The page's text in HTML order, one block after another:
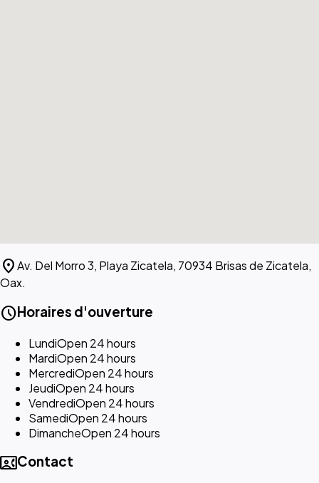
location_onAv. Del Morro 3, Playa Zicatela, 70934 Brisas de Zicatela,
Oax.
scheduleHoraires d'ouverture
LundiOpen 24 hours
MardiOpen 24 hours
MercrediOpen 24 hours
JeudiOpen 24 hours
VendrediOpen 24 hours
SamediOpen 24 hours
DimancheOpen 24 hours
contact_phoneContact